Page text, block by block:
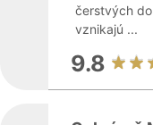
čerstvých
vznikajú ...
9.8